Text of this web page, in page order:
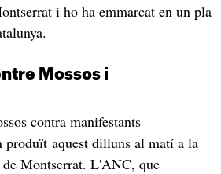
i ho ha emmarcat en un pla
Mossos i
contra manifestants
produït aquest dilluns al matí a la
Montserrat. L'ANC, que